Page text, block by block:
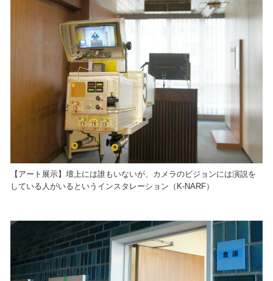
【アート展示】壇上には誰もいないが、カメラのビジョンには演説を
している人がいるというインスタレーション（K-NARF）